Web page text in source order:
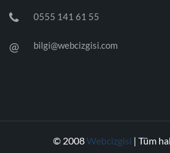
0555 141 61 55
@ bilgi@webcizgisi.com
© 2008Webcizgisi | Tüm